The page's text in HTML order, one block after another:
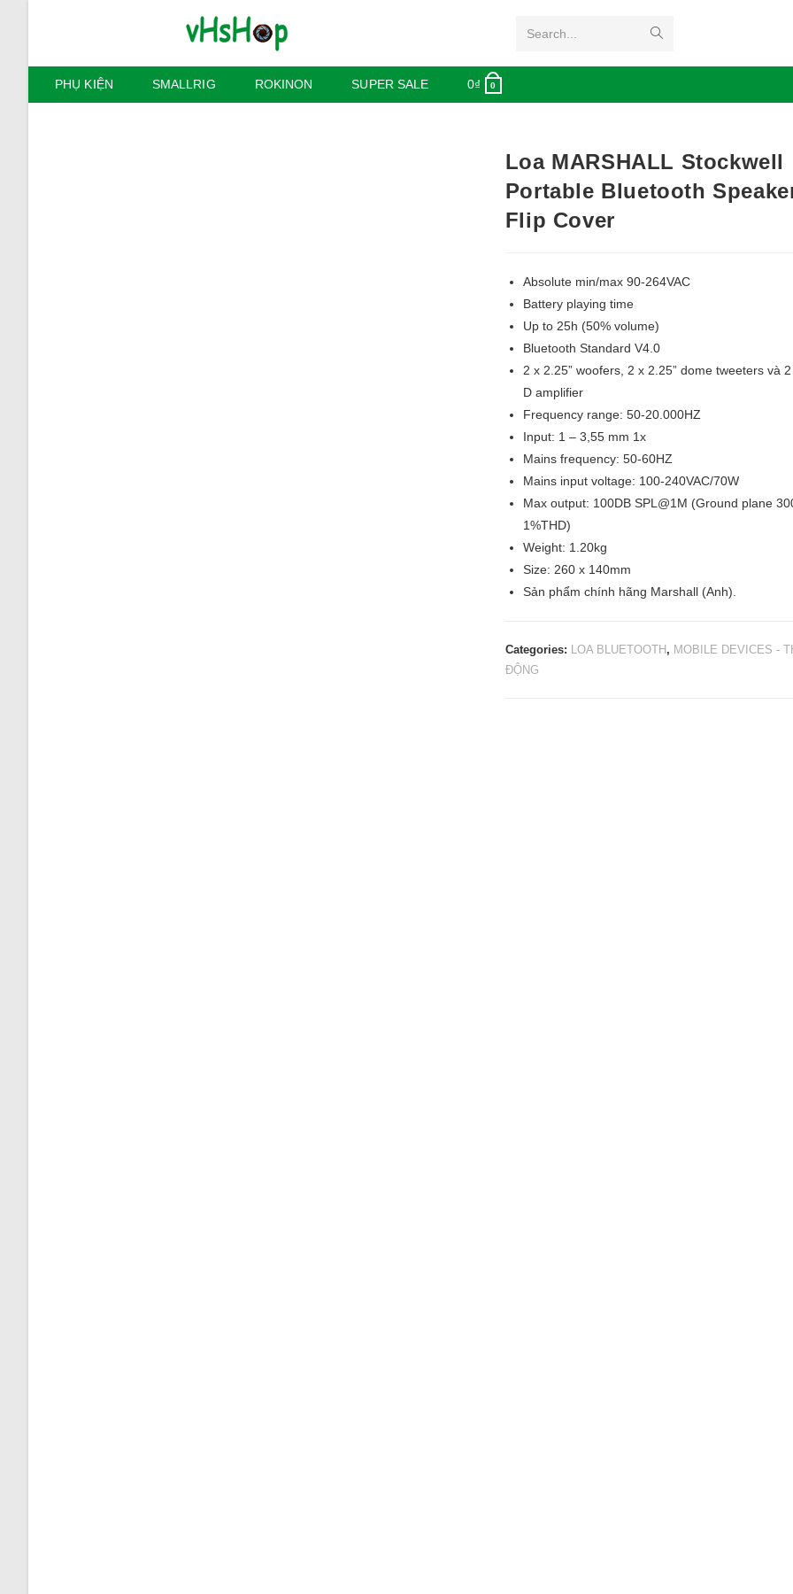
Search...
PHỤ KIỆN SMALLRIG ROKINON SUPER SALE 0₫ 0
Loa MARSHALL Stockwell
Portable Bluetooth
Flip Cover
Absolute min/max 90-264VAC
Battery playing time
Up to 25h (50% volume)
Bluetooth Standard V4.0
2 x 2.25” woofers, 2 x 2.25” dome tweeters và
D amplifier
Frequency range: 50-20.000HZ
Input: 1 – 3,55 mm 1x
Mains frequency: 50-60HZ
Mains input voltage: 100-240VAC/70W
Max output: 100DB SPL@1M (Ground plane
1%THD)
Weight: 1.20kg
Size: 260 x 140mm
Sản phẩm chính hãng Marshall (Anh).
Categories: LOA BLUETOOTH , MOBILE DEVICES -
ĐỘNG